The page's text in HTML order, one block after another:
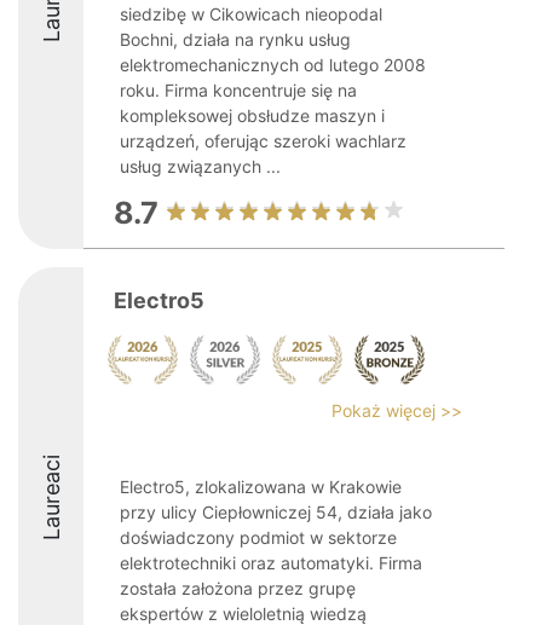
siedzibę w Cikowicach nieopodal
Bochni, działa na rynku usług
elektromechanicznych od lutego 2008
roku. Firma koncentruje się na
kompleksowej obsłudze maszyn i
urządzeń, oferując szeroki wachlarz
usług związanych ...
8.7
Laureaci
Electro5
Pokaż więcej >>
Electro5, zlokalizowana w Krakowie
przy ulicy Ciepłowniczej 54, działa jako
doświadczony podmiot w sektorze
elektrotechniki oraz automatyki. Firma
została założona przez grupę
ekspertów z wieloletnią wiedzą